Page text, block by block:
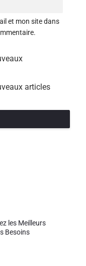
et mon site dans
articles
les Meilleurs
Besoins